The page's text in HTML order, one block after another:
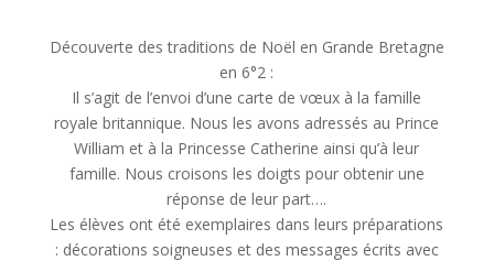
Découverte des traditions de Noël en Grande Bretagne
en 6°2 :
Il s’agit de l’envoi d’une carte de vœux à la famille
royale britannique. Nous les avons adressés au Prince
William et à la Princesse Catherine ainsi qu’à leur
famille. Nous croisons les doigts pour obtenir une
réponse de leur part….
Les élèves ont été exemplaires dans leurs préparations
: décorations soigneuses et des messages écrits avec